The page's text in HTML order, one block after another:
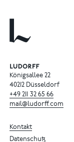
Königsallee 22
40212 Düsseldorf
+49 211 32 65 66
mail@ludorff.com
Kontakt
Datenschutz